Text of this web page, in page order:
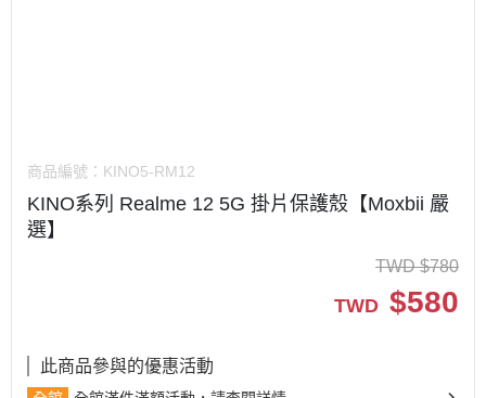
商品編號： KINO5-RM12
KINO系列 Realme 12 5G 掛片保護殼【Moxbii 嚴
選】
TWD $780
TWD $580
此商品參與的優惠活動